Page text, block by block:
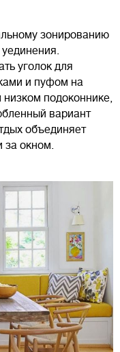
зонированию
уголок для
и пуфом на
подоконнике,
вариант
объединяет
за окном.